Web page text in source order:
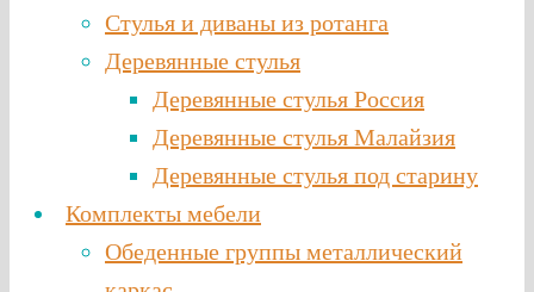
Стулья и диваны из ротанга
Деревянные стулья
Деревянные стулья Россия
Деревянные стулья Малайзия
Деревянные стулья под старину
Комплекты мебели
Обеденные группы металлический